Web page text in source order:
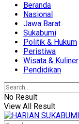
Beranda
Nasional
Jawa Barat
Sukabumi
Politik & Hukum
Peristiwa
Wisata & Kuliner
Pendidikan
No Result
View All Result